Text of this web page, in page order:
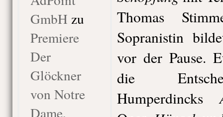
GmbH zu
Premiere
Der
Glöckner
von Notre
Dame,
Thomas
Sopranistin
vor der Pause.
die
Humperdincks